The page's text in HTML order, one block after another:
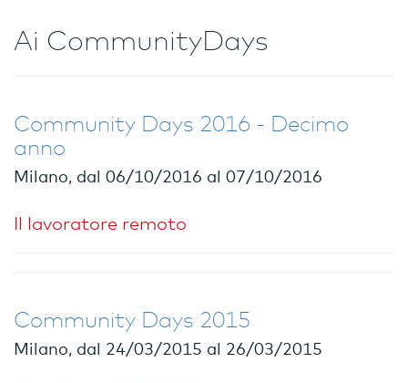
Ai CommunityDays
Community Days 2016 - Decimo
anno
Milano, dal 06/10/2016 al 07/10/2016
Il lavoratore remoto
Community Days 2015
Milano, dal 24/03/2015 al 26/03/2015